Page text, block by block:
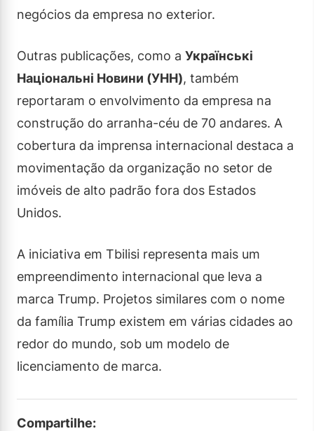
negócios da empresa no exterior.
Outras publicações, como a Українські
Національні Новини (УНН), também
reportaram o envolvimento da empresa na
construção do arranha-céu de 70 andares. A
cobertura da imprensa internacional destaca a
movimentação da organização no setor de
imóveis de alto padrão fora dos Estados
Unidos.
A iniciativa em Tbilisi representa mais um
empreendimento internacional que leva a
marca Trump. Projetos similares com o nome
da família Trump existem em várias cidades ao
redor do mundo, sob um modelo de
licenciamento de marca.
Compartilhe: